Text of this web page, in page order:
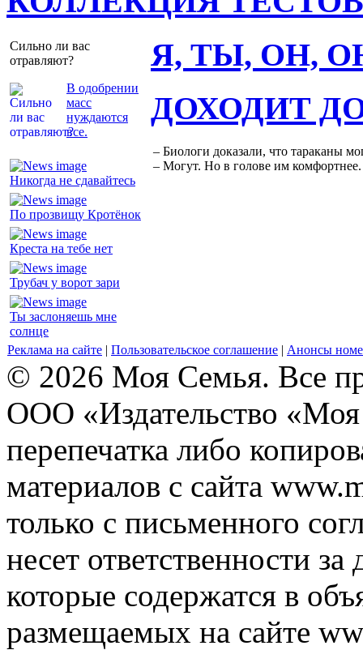
Сильно ли вас
отравляют?
В одобрении
масс
нуждаются
все.
Я, ТЫ, ОН,
Никогда не сдавайтесь
По прозвищу Кротёнок
Креста на тебе нет
Трубач у ворот зари
Ты заслоняешь мне
солнце
ДОХОДИТ
– Биологи доказали, что тараканы
– Могут. Но в голове им комфортнее.
Реклама на сайте | Пользовательское соглашение | Анонсы
© 2026 Моя Семья. Все
ООО «Издательство
перепечатка либо
материалов с сайта
только с письменного
несет ответственности
которые содержатся в
размещаемых на сайте